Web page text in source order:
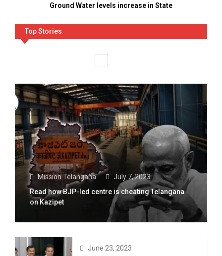
Ground Water levels increase in State
Top Stories
Mission Telangana
July 7, 2023
Read how BJP-led centre is cheating Telangana
on Kazipet
June 23, 2023